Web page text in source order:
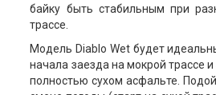
байку быть стабильным при
трассе.
Модель Diablo Wet будет
начала заезда на мокрой трассе
полностью сухом асфальте.